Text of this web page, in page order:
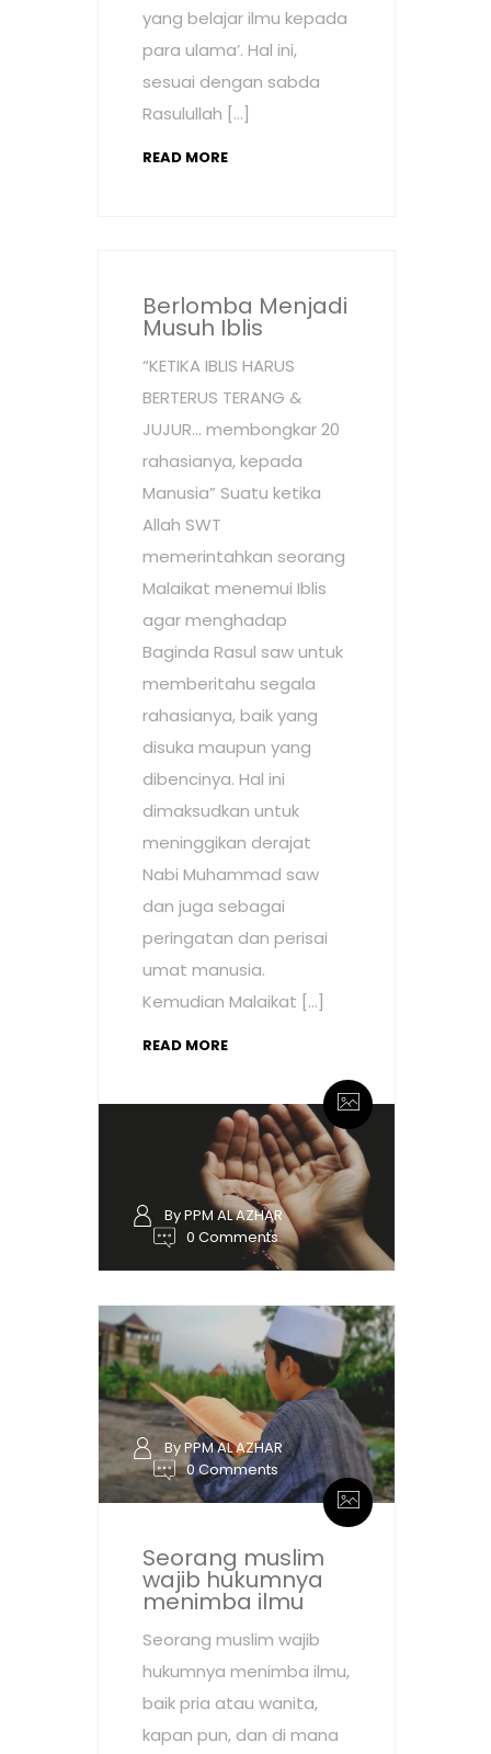
yang belajar ilmu kepada
para ulama’. Hal ini,
sesuai dengan sabda
Rasulullah […]
READ MORE
Berlomba Menjadi
Musuh Iblis
“KETIKA IBLIS HARUS
BERTERUS TERANG &
JUJUR… membongkar 20
rahasianya, kepada
Manusia” Suatu ketika
Allah SWT
memerintahkan seorang
Malaikat menemui Iblis
agar menghadap
Baginda Rasul saw untuk
memberitahu segala
rahasianya, baik yang
disuka maupun yang
dibencinya. Hal ini
dimaksudkan untuk
meninggikan derajat
Nabi Muhammad saw
dan juga sebagai
peringatan dan perisai
umat manusia.
Kemudian Malaikat […]
READ MORE
By PPM AL AZHAR
0 Comments
By PPM AL AZHAR
0 Comments
Seorang muslim
wajib hukumnya
menimba ilmu
Seorang muslim wajib
hukumnya menimba ilmu,
baik pria atau wanita,
kapan pun, dan di mana